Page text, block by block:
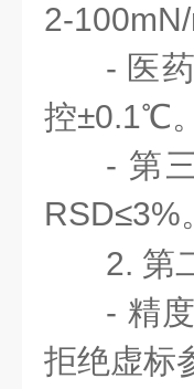
2-100mN/
- 医
控±0.1℃。
- 第
RSD≤3%
2. 第
- 精
拒绝虚标